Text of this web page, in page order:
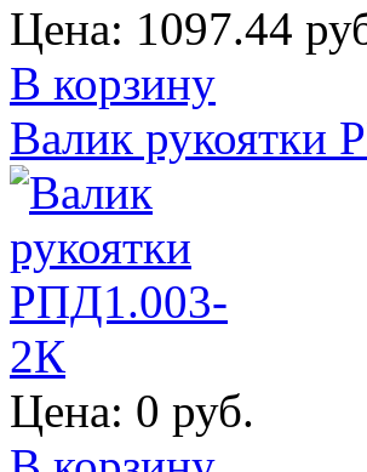
Цена: 1097.44
В корзину
Валик рукоятки
Цена: 0 руб.